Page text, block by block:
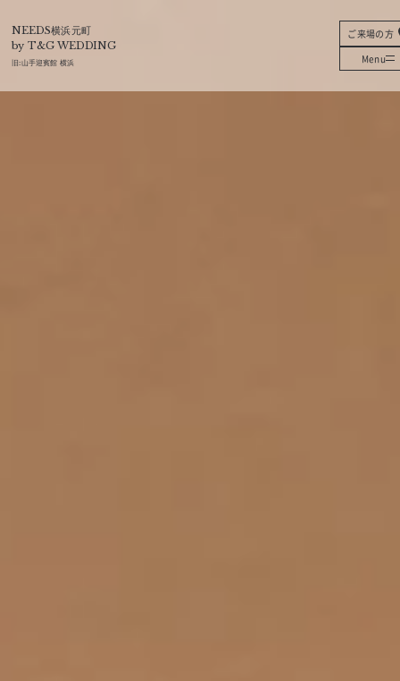
NEEDS横浜元町
by T&G WEDDING
旧:山手迎賓館 横浜
ご来場の方
Menu